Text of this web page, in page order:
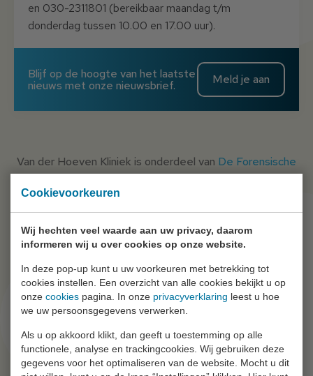
Cookievoorkeuren
Wij hechten veel waarde aan uw privacy, daarom
informeren wij u over cookies op onze website.
In deze pop-up kunt u uw voorkeuren met betrekking tot
cookies instellen. Een overzicht van alle cookies bekijkt u op
onze cookies pagina. In onze privacyverklaring leest u hoe
we uw persoonsgegevens verwerken.
Als u op akkoord klikt, dan geeft u toestemming op alle
functionele, analyse en trackingcookies. Wij gebruiken deze
gegevens voor het optimaliseren van de website. Mocht u dit
en 030-2311801 (bereikbaar maandag t/m
donderdag tussen 10.00 en 17.00 uur).
Blijf op de hoogte van het laatste
nieuws met onze nieuwsbrief.
Meld je aan
Van der Hoeven Kliniek is onderdeel van De Forensische
Ga snel naar
Wie zijn wij?